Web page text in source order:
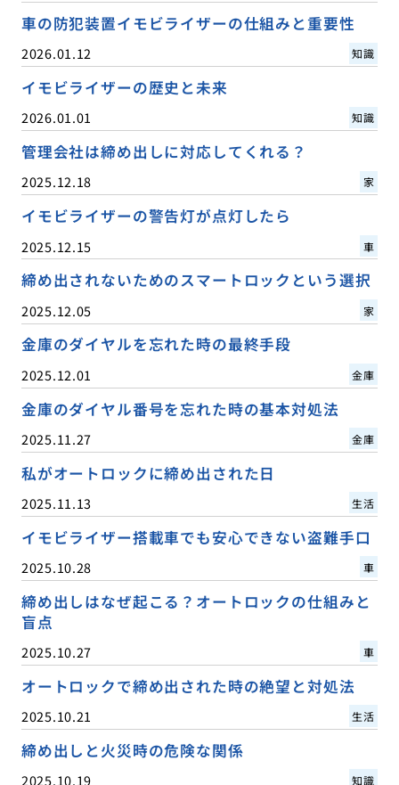
車の防犯装置イモビライザーの仕組みと重要性
2026.01.12 知識
イモビライザーの歴史と未来
2026.01.01 知識
管理会社は締め出しに対応してくれる？
2025.12.18 家
イモビライザーの警告灯が点灯したら
2025.12.15 車
締め出されないためのスマートロックという選択
2025.12.05 家
金庫のダイヤルを忘れた時の最終手段
2025.12.01 金庫
金庫のダイヤル番号を忘れた時の基本対処法
2025.11.27 金庫
私がオートロックに締め出された日
2025.11.13 生活
イモビライザー搭載車でも安心できない盗難手口
2025.10.28 車
締め出しはなぜ起こる？オートロックの仕組みと
盲点
2025.10.27 車
オートロックで締め出された時の絶望と対処法
2025.10.21 生活
締め出しと火災時の危険な関係
2025.10.19 知識